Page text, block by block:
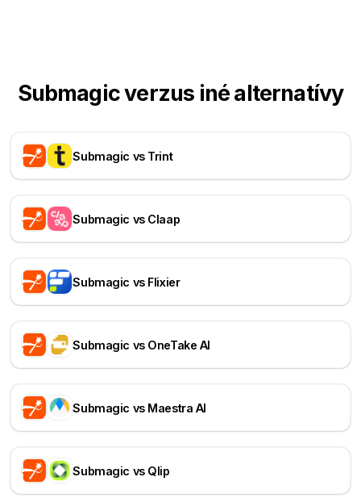
Submagic verzus iné alternatívy
Submagic vs Trint
Submagic vs Claap
Submagic vs Flixier
Submagic vs OneTake AI
Submagic vs Maestra AI
Submagic vs Qlip